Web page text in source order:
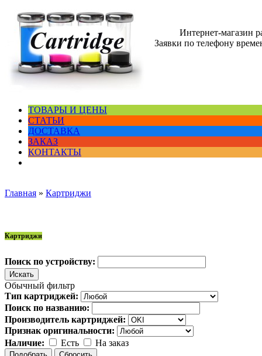
Интернет-магазин
Заявки по телефону
ТОВАРЫ И ЦЕНЫ
СТАТЬИ
ДОСТАВКА
ЗАКАЗ
КОНТАКТЫ
Главная » Картриджи
Картриджи
Поиск по устройству:
Обычный фильтр
Тип картриджей:
Поиск по названию:
Производитель картриджей:
Признак оригинальности:
Наличие:
Есть На заказ